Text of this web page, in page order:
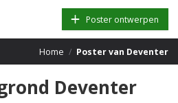
Poster ontwerpen
Home / Poster van Deventer
Deventer